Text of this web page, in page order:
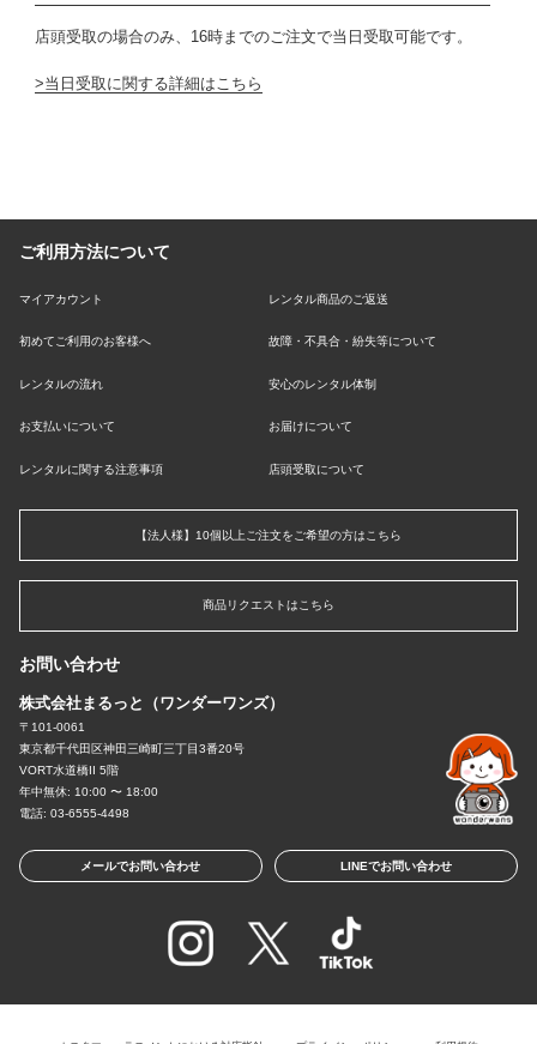
店頭受取の場合のみ、16時までのご注文で当日受取可能です。
当日受取に関する詳細はこちら
ご利用方法について
マイアカウント レンタル商品のご返送
初めてご利用のお客様へ 故障・不具合・紛失等について
レンタルの流れ 安心のレンタル体制
お支払いについて お届けについて
レンタルに関する注意事項 店頭受取について
【法人様】10個以上ご注文をご希望の方はこちら
商品リクエストはこちら
お問い合わせ
株式会社まるっと（ワンダーワンズ）
〒101-0061
東京都千代田区神田三崎町三丁目3番20号
VORT水道橋II 5階
年中無休: 10:00 〜 18:00
電話: 03-6555-4498
メールでお問い合わせ LINEでお問い合わせ